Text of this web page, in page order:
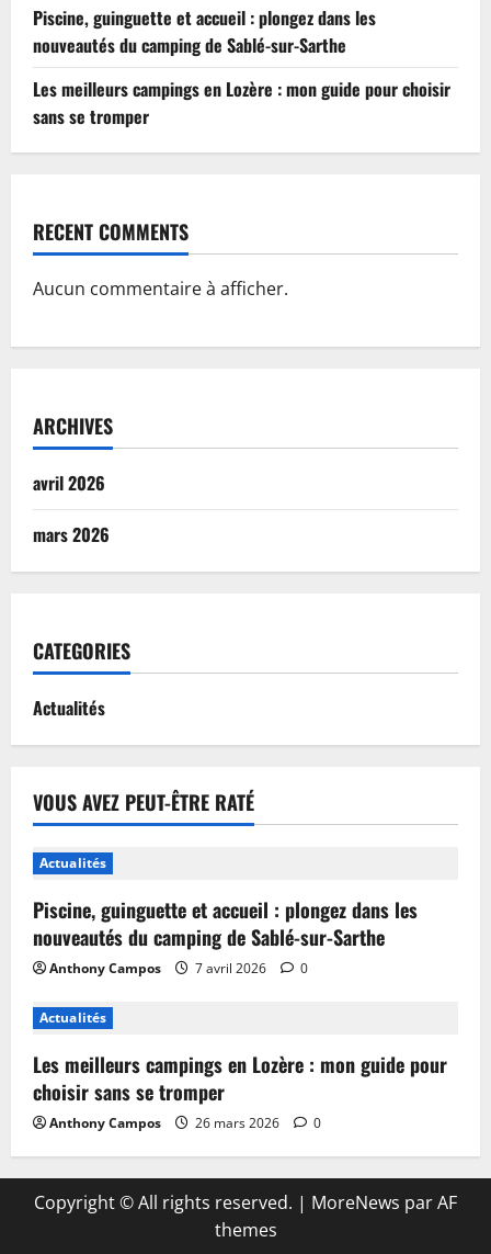
Piscine, guinguette et accueil : plongez dans les
nouveautés du camping de Sablé-sur-Sarthe
Les meilleurs campings en Lozère : mon guide pour choisir
sans se tromper
RECENT COMMENTS
Aucun commentaire à afficher.
ARCHIVES
avril 2026
mars 2026
CATEGORIES
Actualités
VOUS AVEZ PEUT-ÊTRE RATÉ
Actualités
Piscine, guinguette et accueil : plongez dans les
nouveautés du camping de Sablé-sur-Sarthe
Anthony Campos 7 avril 2026 0
Actualités
Les meilleurs campings en Lozère : mon guide pour
choisir sans se tromper
Anthony Campos 26 mars 2026 0
Copyright © All rights reserved. | MoreNews par AF
themes